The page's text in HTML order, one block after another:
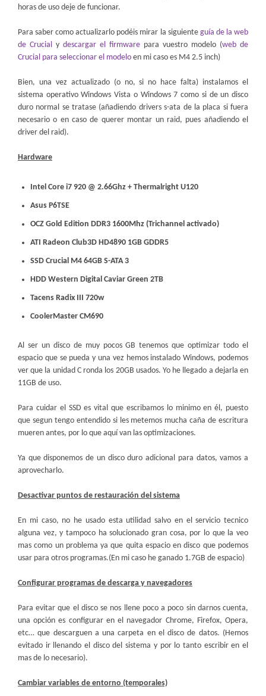
horas de uso deje de funcionar.
Para saber como actualizarlo podéis mirar la siguiente guía de la web
de Crucial
y descargar el firmware para vuestro modelo (web de
Crucial para seleccionar el modelo en mi caso es M4 2.5 inch)
Bien, una vez actualizado (o no, si no hace falta) instalamos el
sistema operativo Windows Vista o Windows 7 como si de un disco
duro normal se tratase (añadiendo drivers s-ata de la placa si fuera
necesario o en caso de querer montar un raid, pues añadiendo el
driver del raid).
Hardware
Intel Core i7 920 @ 2.66Ghz + Thermalright U120
Asus P6TSE
OCZ Gold Edition DDR3 1600Mhz (Trichannel activado)
ATI Radeon Club3D HD4890 1GB GDDR5
SSD Crucial M4 64GB S-ATA 3
HDD Western Digital Caviar Green 2TB
Tacens Radix III 720w
CoolerMaster CM690
Al ser un disco de muy pocos GB tenemos que optimizar todo el
espacio que se pueda y una vez hemos instalado Windows, podemos
ver que la unidad C ronda los 20GB usados. Yo he llegado a dejarla en
11GB de uso.
Para cuidar el SSD es vital que escribamos lo minimo en él, puesto
que segun tengo entendido si les metemos mucha caña de escritura
mueren antes, por lo que aquí van las optimizaciones.
Ya que disponemos de un disco duro adicional para datos, vamos a
aprovecharlo.
Desactivar puntos de restauración del sistema
En mi caso, no he usado esta utilidad salvo en el servicio tecnico
alguna vez, y tampoco ha solucionado gran cosa, por lo que la veo
mas como un problema ya que quita espacio en disco que podemos
usar para otros programas.(En mi caso he ganado 1.7GB de espacio)
Configurar programas de descarga y navegadores
Para evitar que el disco se nos llene poco a poco sin darnos cuenta,
una opción es configurar en el navegador Chrome, Firefox, Opera,
etc… que descarguen a una carpeta en el disco de datos. (Hemos
evitado ir llenando el disco del sistema y por lo tanto escribir en el
mas de lo necesario).
Cambiar variables de entorno (temporales)